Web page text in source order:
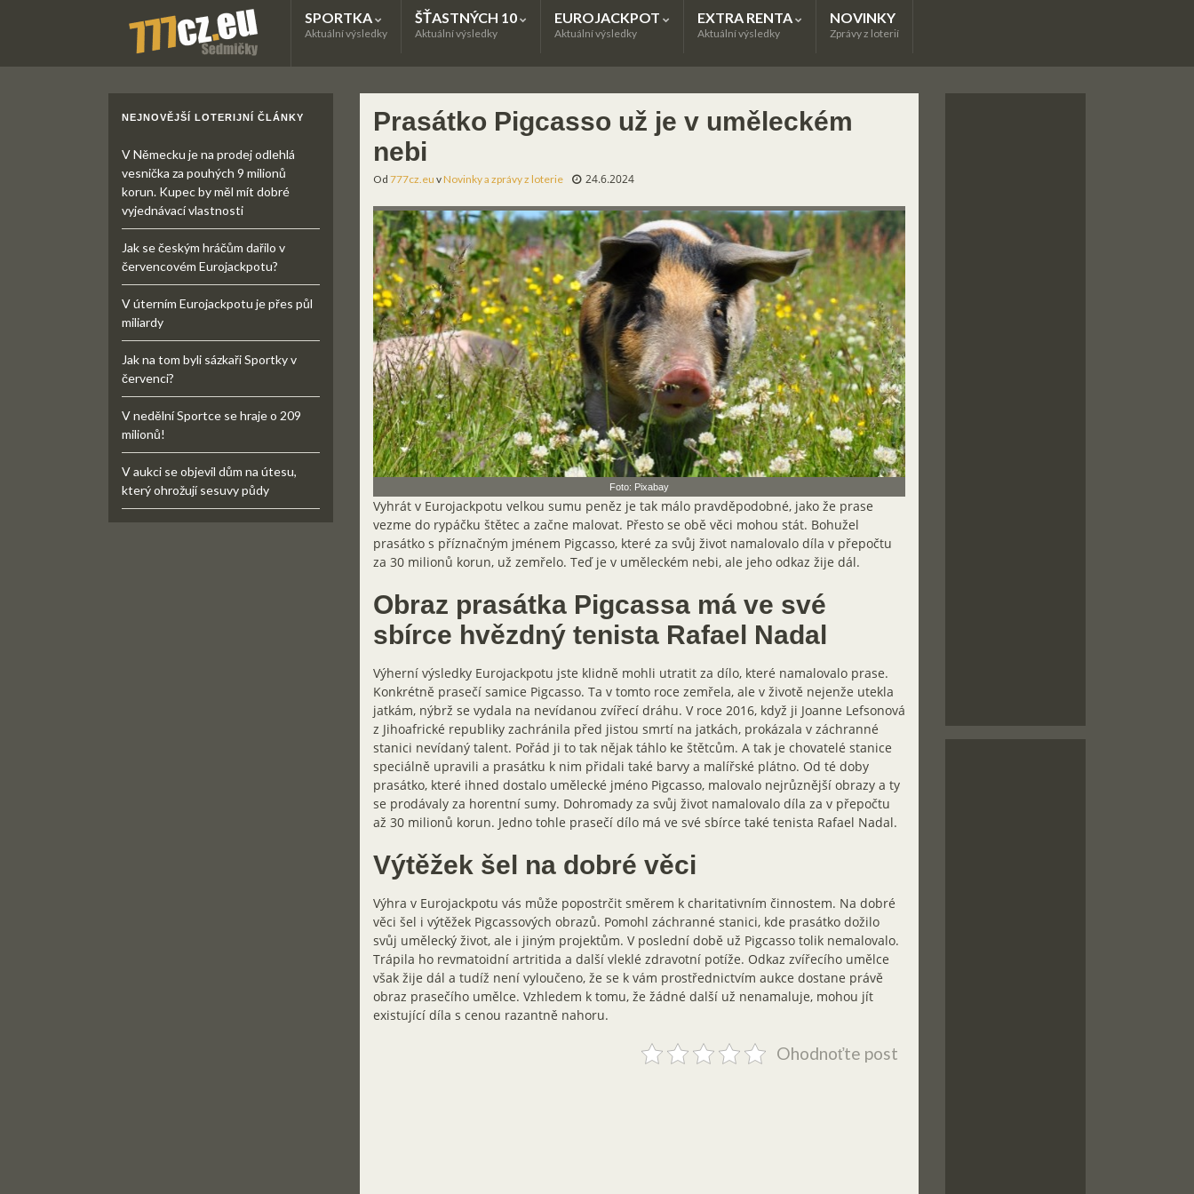
SPORTKA
Aktuální výsledky
ŠŤASTNÝCH 10
Aktuální výsledky
EUROJACKPOT
Aktuální výsledky
EXTRA RENTA
Aktuální výsledky
NOVINKY
Zprávy z loterií
Prasátko Pigcasso už je v uměleckém
nebi
Od 777cz.eu vNovinky a zprávy z loterie 24.6.2024
Foto: Pixabay
Vyhrát v Eurojackpotu velkou sumu peněz je tak málo pravděpodobné, jako že prase
vezme do rypáčku štětec a začne malovat. Přesto se obě věci mohou stát. Bohužel
prasátko s příznačným jménem Pigcasso, které za svůj život namalovalo díla v přepočtu
za 30 milionů korun, už zemřelo. Teď je v uměleckém nebi, ale jeho odkaz žije dál.
Obraz prasátka Pigcassa má ve své
sbírce hvězdný tenista Rafael Nadal
Výherní výsledky Eurojackpotu jste klidně mohli utratit za dílo, které namalovalo prase.
Konkrétně prasečí samice Pigcasso. Ta v tomto roce zemřela, ale v životě nejenže utekla
jatkám, nýbrž se vydala na nevídanou zvířecí dráhu. V roce 2016, když ji Joanne Lefsonová
z Jihoafrické republiky zachránila před jistou smrtí na jatkách, prokázala v záchranné
stanici nevídaný talent. Pořád ji to tak nějak táhlo ke štětcům. A tak je chovatelé stanice
speciálně upravili a prasátku k nim přidali také barvy a malířské plátno. Od té doby
prasátko, které ihned dostalo umělecké jméno Pigcasso, malovalo nejrůznější obrazy a ty
se prodávaly za horentní sumy. Dohromady za svůj život namalovalo díla za v přepočtu
až 30 milionů korun. Jedno tohle prasečí dílo má ve své sbírce také tenista Rafael Nadal.
Výtěžek šel na dobré věci
Výhra v Eurojackpotu vás může popostrčit směrem k charitativním činnostem. Na dobré
věci šel i výtěžek Pigcassových obrazů. Pomohl záchranné stanici, kde prasátko dožilo
svůj umělecký život, ale i jiným projektům. V poslední době už Pigcasso tolik nemalovalo.
Trápila ho revmatoidní artritida a další vleklé zdravotní potíže. Odkaz zvířecího umělce
však žije dál a tudíž není vyloučeno, že se k vám prostřednictvím aukce dostane právě
obraz prasečího umělce. Vzhledem k tomu, že žádné další už nenamaluje, mohou jít
existující díla s cenou razantně nahoru.
Ohodnoťte post
NEJNOVĚJŠÍ LOTERIJNÍ ČLÁNKY
V Německu je na prodej odlehlá
vesnička za pouhých 9 milionů
korun. Kupec by měl mít dobré
vyjednávací vlastnosti
Jak se českým hráčům dařilo v
červencovém Eurojackpotu?
V úterním Eurojackpotu je přes půl
miliardy
Jak na tom byli sázkaři Sportky v
červenci?
V nedělní Sportce se hraje o 209
milionů!
V aukci se objevil dům na útesu,
který ohrožují sesuvy půdy